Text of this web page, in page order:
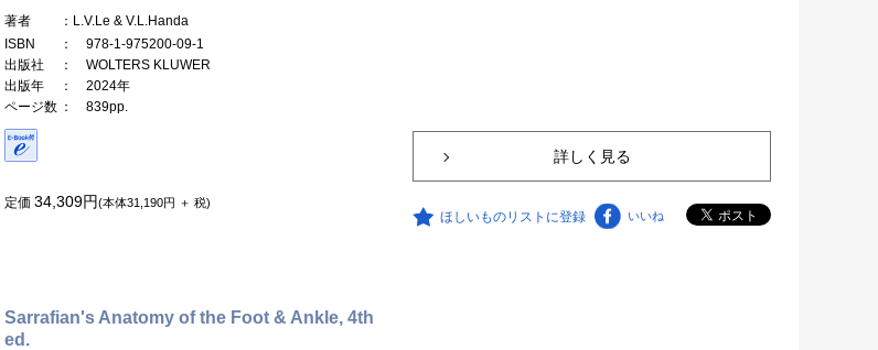
著者
：L.V.Le & V.L.Handa
ISBN
： 978-1-975200-09-1
出版社
： WOLTERS KLUWER
出版年
： 2024年
ページ数 ： 839pp.
定価 34,309円(本体31,190円 ＋ 税)
詳しく見る
ほしいものリストに登録 いいね
Sarrafian's Anatomy of the Foot & Ankle, 4th
ed.